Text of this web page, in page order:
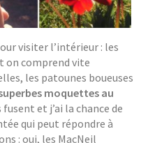
visiter l’intérieur : les
on comprend vite
les patounes boueuses
moquettes au
fusent et j’ai la chance de
qui peut répondre à
: oui, les MacNeil